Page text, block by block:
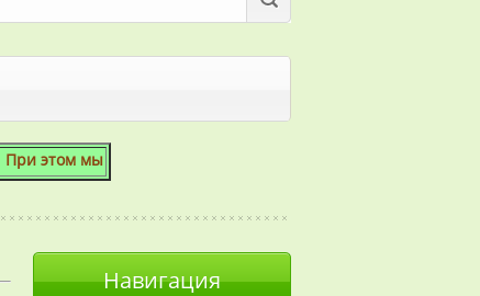
мы готовы скосить даже 1 сотку!
Навигация